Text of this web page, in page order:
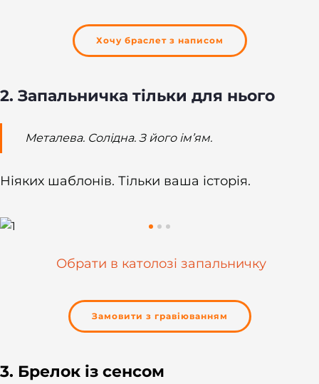
Хочу браслет з написом
2. Запальничка тільки для нього
Металева. Солідна. З його ім’ям.
Ніяких шаблонів. Тільки ваша історія.
Обрати в католозі запальничку
Замовити з гравіюванням
3. Брелок із сенсом